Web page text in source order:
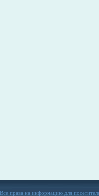
Все права на информацию для